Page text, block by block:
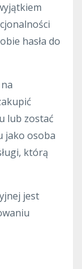
hasła do
lub zostać
jako osoba
którą
jest